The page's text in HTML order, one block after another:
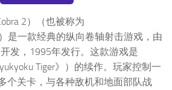
2）（也被称为
）是一款经典的纵向卷轴射击游戏，由
发，1995年发行。这款游戏是
Tiger》）的续作。玩家控制一
个关卡，与各种敌机和地面部队战